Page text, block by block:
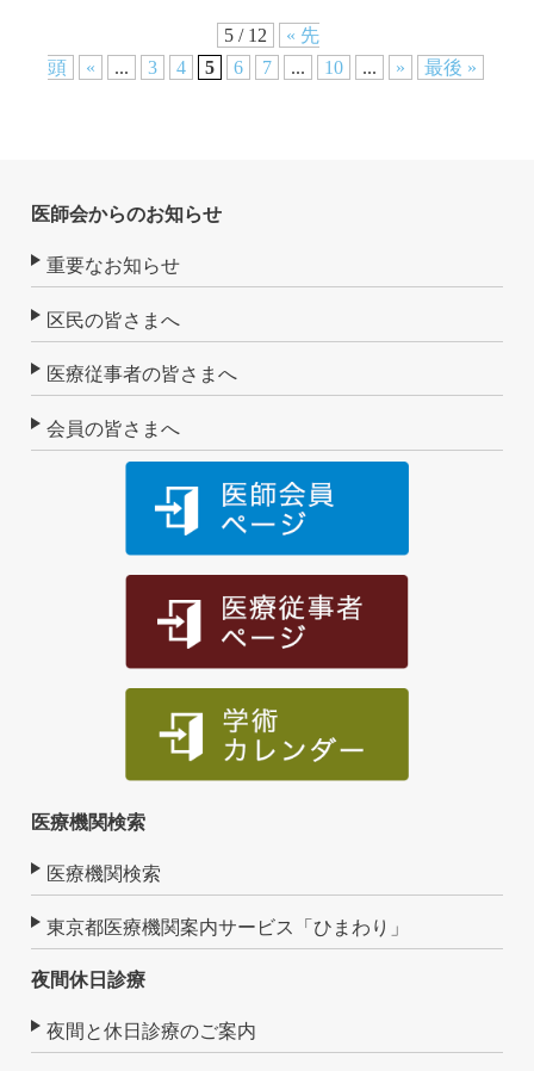
5 / 12
« 先
頭
« ... 3 4 5 6 7 ... 10 ... » 最後 »
医師会からのお知らせ
重要なお知らせ
区民の皆さまへ
医療従事者の皆さまへ
会員の皆さまへ
医療機関検索
医療機関検索
東京都医療機関案内サービス「ひまわり」
夜間休日診療
夜間と休日診療のご案内